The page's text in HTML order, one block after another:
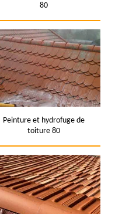
80
Peinture et hydrofuge de
toiture 80